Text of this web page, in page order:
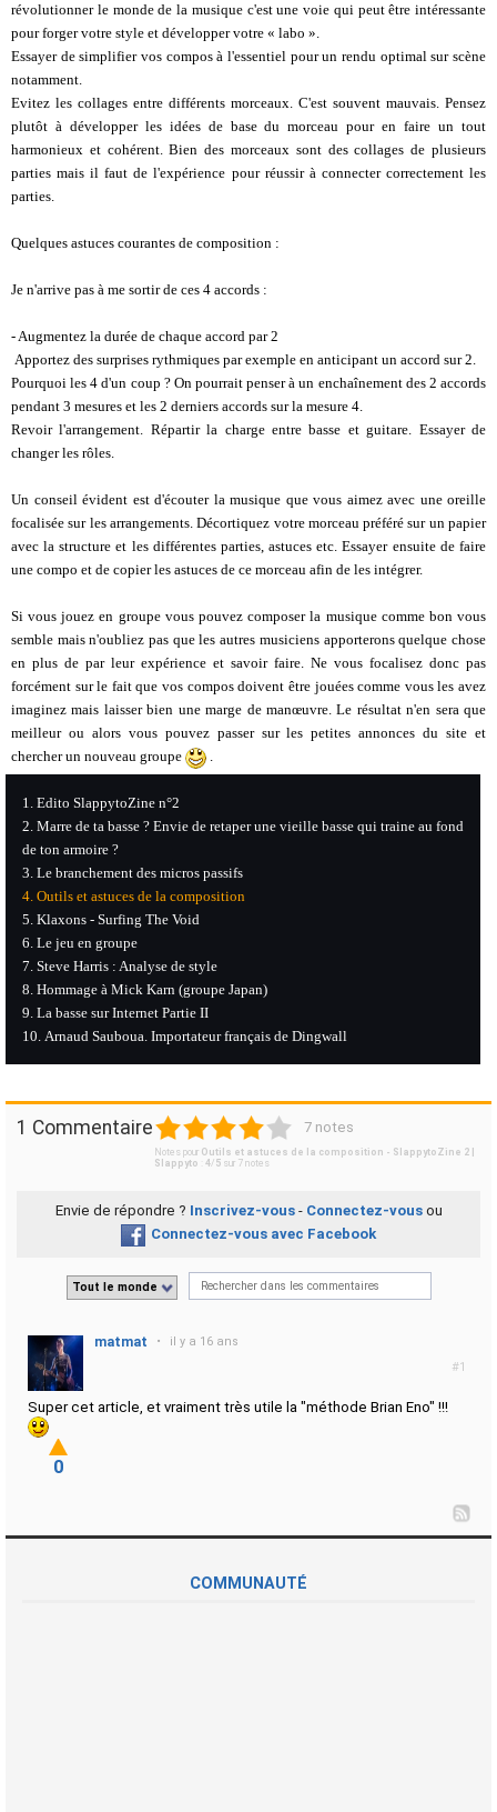
révolutionner le monde de la musique c'est une voie qui peut être intéressante
pour forger votre style et développer votre « labo ».
Essayer de simplifier vos compos à l'essentiel pour un rendu optimal sur scène
notamment.
Evitez les collages entre différents morceaux. C'est souvent mauvais. Pensez
plutôt à développer les idées de base du morceau pour en faire un tout
harmonieux et cohérent. Bien des morceaux sont des collages de plusieurs
parties mais il faut de l'expérience pour réussir à connecter correctement les
parties.
Quelques astuces courantes de composition :
Je n'arrive pas à me sortir de ces 4 accords :
- Augmentez la durée de chaque accord par 2
Apportez des surprises rythmiques par exemple en anticipant un accord sur 2.
Pourquoi les 4 d'un coup ? On pourrait penser à un enchaînement des 2 accords
pendant 3 mesures et les 2 derniers accords sur la mesure 4.
Revoir l'arrangement. Répartir la charge entre basse et guitare. Essayer de
changer les rôles.
Un conseil évident est d'écouter la musique que vous aimez avec une oreille
focalisée sur les arrangements. Décortiquez votre morceau préféré sur un papier
avec la structure et les différentes parties, astuces etc. Essayer ensuite de faire
une compo et de copier les astuces de ce morceau afin de les intégrer.
Si vous jouez en groupe vous pouvez composer la musique comme bon vous
semble mais n'oubliez pas que les autres musiciens apporterons quelque chose
en plus de par leur expérience et savoir faire. Ne vous focalisez donc pas
forcément sur le fait que vos compos doivent être jouées comme vous les avez
imaginez mais laisser bien une marge de manœuvre. Le résultat n'en sera que
meilleur ou alors vous pouvez passer sur les petites annonces du site et
chercher un nouveau groupe
.
Edito SlappytoZine n°2
Marre de ta basse ? Envie de retaper une vieille basse qui traine au fond
de ton armoire ?
Le branchement des micros passifs
Outils et astuces de la composition
Klaxons - Surfing The Void
Le jeu en groupe
Steve Harris : Analyse de style
Hommage à Mick Karn (groupe Japan)
La basse sur Internet Partie II
Arnaud Sauboua. Importateur français de Dingwall
1 Commentaire 1 2 3 4 7 notes
Notes pour Outils et astuces de la composition - SlappytoZine 2 |
Slappyto
4/ 5 sur 7 notes
Envie de répondre ? Inscrivez-vous- Connectez-vousou
Connectez-vous avec Facebook
Tout le monde
#1
matmat • il y a 16 ans
Super cet article, et vraiment très utile la "méthode Brian Eno" !!!
0
COMMUNAUTÉ